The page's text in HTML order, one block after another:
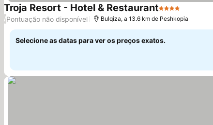
Troja Resort - Hotel & Restaurant4 Estrelas
/Pontuação não disponível Bulqiza, a 13.6 km de Peshkopia
Selecione as datas para ver os preços exatos.